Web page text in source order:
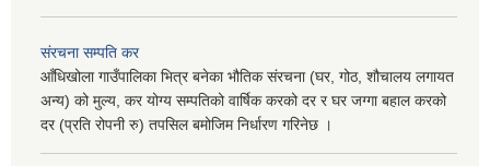
संरचना सम्पति कर
आँधिखोला गाउँपालिका भित्र बनेका भौतिक संरचना (घर, गोठ, शौचालय लगायत
अन्य) को मुल्य, कर योग्य सम्पतिको वार्षिक करको दर र घर जग्गा बहाल करको
दर (प्रति रोपनी रु) तपसिल बमोजिम निर्धारण गरिनेछ ।